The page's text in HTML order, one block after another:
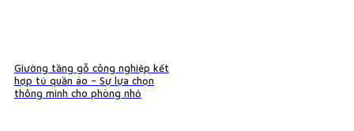
Giường tầng gỗ công nghiệp kết
hợp tủ quần áo – Sự lựa chọn
thông minh cho phòng nhỏ